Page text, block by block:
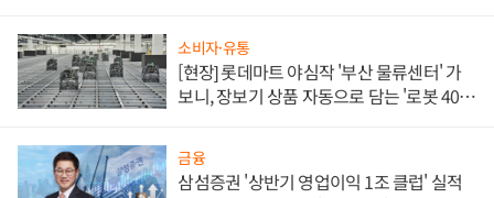
소비자·유통
[현장] 롯데마트 야심작 '부산 물류센터' 가
보니, 장보기 상품 자동으로 담는 '로봇 400
금융
삼섬증권 '상반기 영업이익 1조 클럽' 실적